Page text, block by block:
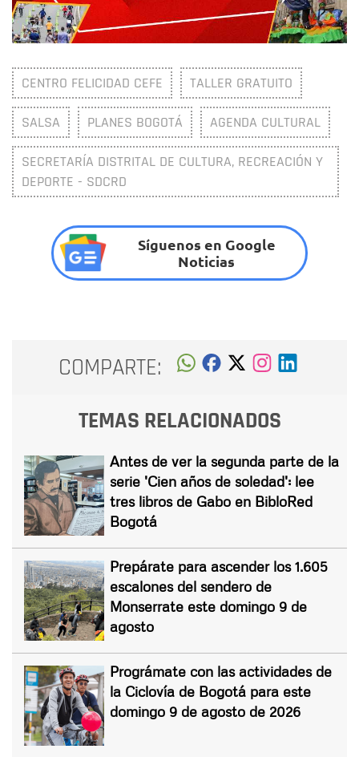
CENTRO FELICIDAD CEFE TALLER GRATUITO
SALSA PLANES BOGOTÁ AGENDA CULTURAL
SECRETARÍA DISTRITAL DE CULTURA, RECREACIÓN Y
DEPORTE - SDCRD
Síguenos en Google
Noticias
COMPARTE:
TEMAS RELACIONADOS
Antes de ver la segunda parte de la
serie 'Cien años de soledad': lee
tres libros de Gabo en BibloRed
Bogotá
Prepárate para ascender los 1.605
escalones del sendero de
Monserrate este domingo 9 de
agosto
Prográmate con las actividades de
la Ciclovía de Bogotá para este
domingo 9 de agosto de 2026